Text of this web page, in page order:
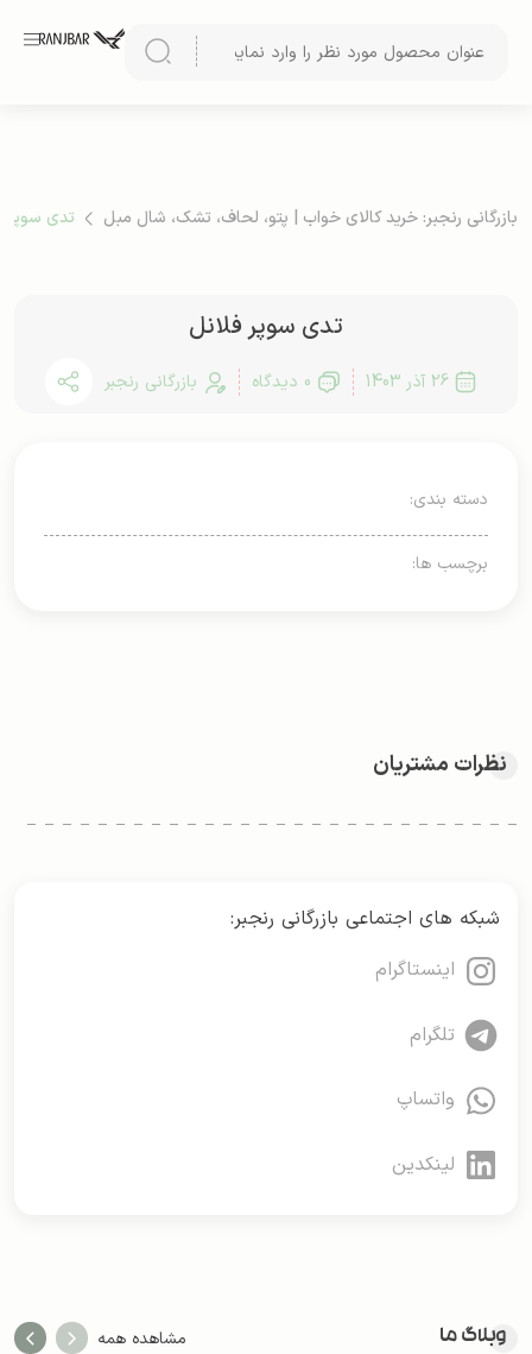
بازرگانی رنجبر: خرید کالای خواب | پتو، لحاف، تشک، شال مبل تدی سوپر
تدی سوپر فلانل
26 آذر 1403 بازرگانی رنجبر
دسته بندی:
برچسب ها:
نظرات مشتریان
شبکه های اجتماعی بازرگانی رنجبر:
اینستاگرام
تلگرام
واتساپ
لینکدین
وبلاگ ما مشاهده همه